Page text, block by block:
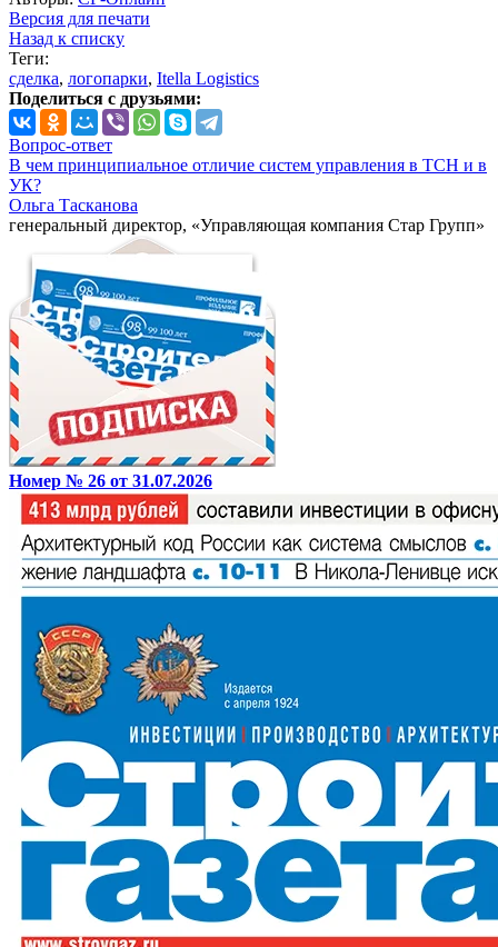
Версия для печати
Назад к списку
Теги:
сделка, логопарки, Itella Logistics
Поделиться с друзьями:
Вопрос-ответ
В чем принципиальное отличие систем управления в ТСН и в
УК?
Ольга Тасканова
генеральный директор, «Управляющая компания Стар Групп»
Номер № 26 от 31.07.2026